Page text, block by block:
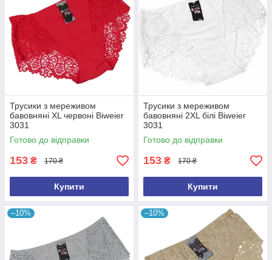
Трусики з мереживом
бавовняні XL червоні Biweier
3031
Готово до відправки
153 ₴ 170 ₴
Купити
Трусики з мереживом
бавовняні 2XL білі Biweier
3031
Готово до відправки
153 ₴ 170 ₴
Купити
–10% –10%